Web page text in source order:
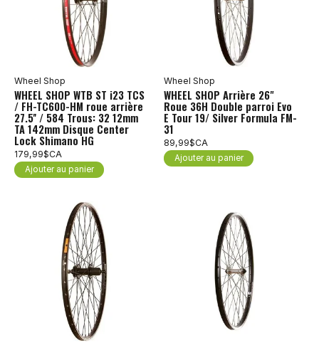
Wheel Shop
WHEEL SHOP WTB ST i23 TCS
/ FH-TC600-HM roue arrière
27.5'' / 584 Trous: 32 12mm
TA 142mm Disque Center
Lock Shimano HG
179,99$CA
Ajouter au panier
Wheel Shop
WHEEL SHOP Arrière 26"
Roue 36H Double parroi Evo
E Tour 19/ Silver Formula FM-
31
89,99$CA
Ajouter au panier